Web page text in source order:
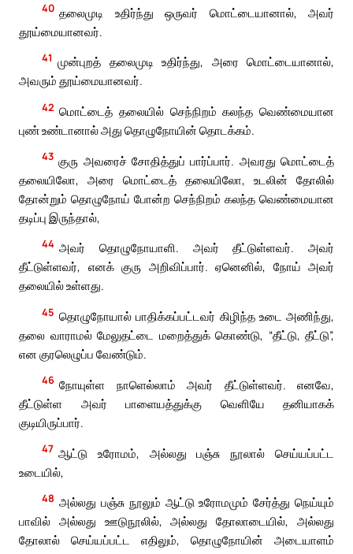
40 தலைமுடி உதிர்ந்து ஒருவர் மொட்டையானால், அவர்
தூய்மையானவர்.
41 முன்புறத் தலைமுடி உதிர்ந்து, அரை மொட்டையானால்,
அவரும் தூய்மையானவர்.
42 மொட்டைத் தலையில் செந்நிறம் கலந்த வெண்மையான
புண் உண்டானால் அது தொழுநோயின் தொடக்கம்.
43 குரு அவரைச் சோதித்துப் பார்ப்பார். அவரது மொட்டைத்
தலையிலோ, அரை மொட்டைத் தலையிலோ, உடலின் தோலில்
தோன்றும் தொழுநோய் போன்ற செந்நிறம் கலந்த வெண்மையான
தடிப்பு இருந்தால்,
44 அவர் தொழுநோயாளி. அவர் தீட்டுள்ளவர். அவர்
தீட்டுள்ளவர், எனக் குரு அறிவிப்பார். ஏனெனில், நோய் அவர்
தலையில் உள்ளது.
45 தொழுநோயால் பாதிக்கப்பட்டவர் கிழிந்த உடை அணிந்து,
தலை வாராமல் மேலுதட்டை மறைத்துக் கொண்டு, “தீட்டு, தீட்டு”,
என குரலெழுப்ப வேண்டும்.
46 நோயுள்ள நாளெல்லாம் அவர் தீட்டுள்ளவர். எனவே,
தீட்டுள்ள அவர் பாளையத்துக்கு வெளியே தனியாகக்
குடியிருப்பார்.
47 ஆட்டு உரோமம், அல்லது பஞ்சு நூலால் செய்யப்பட்ட
உடையில்,
48 அல்லது பஞ்சு நூலும் ஆட்டு உரோமமும் சேர்த்து நெய்யும்
பாவில் அல்லது ஊடுநூலில், அல்லது தோலாடையில், அல்லது
தோலால் செய்யப்பட்ட எதிலும், தொழுநோயின் அடையாளம்